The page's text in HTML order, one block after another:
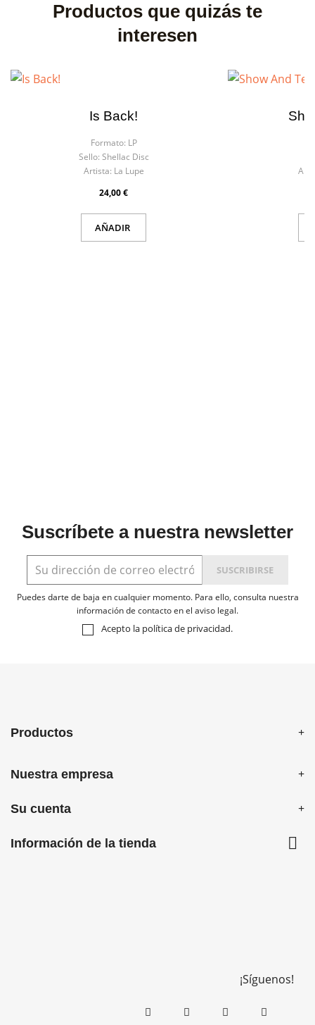
Productos que quizás te
interesen
Is Back!
Formato: LP
Sello: Shellac Disc
Artista: La Lupe
24,00 €
AÑADIR
Suscríbete a nuestra newsletter
Puedes darte de baja en cualquier momento. Para ello, consulta nuestra
información de contacto en el aviso legal.
Acepto la política de privacidad.
Productos
Nuestra empresa
Su cuenta
Información de la tienda 
¡Síguenos!